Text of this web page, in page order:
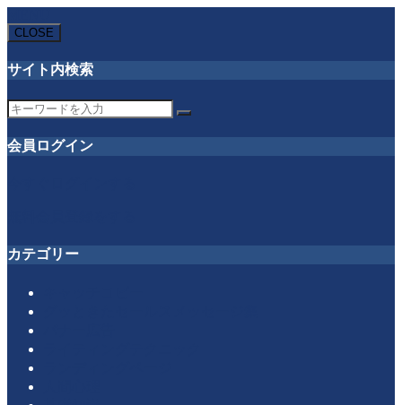
CLOSE
サイト内検索
会員ログイン
カテゴリー